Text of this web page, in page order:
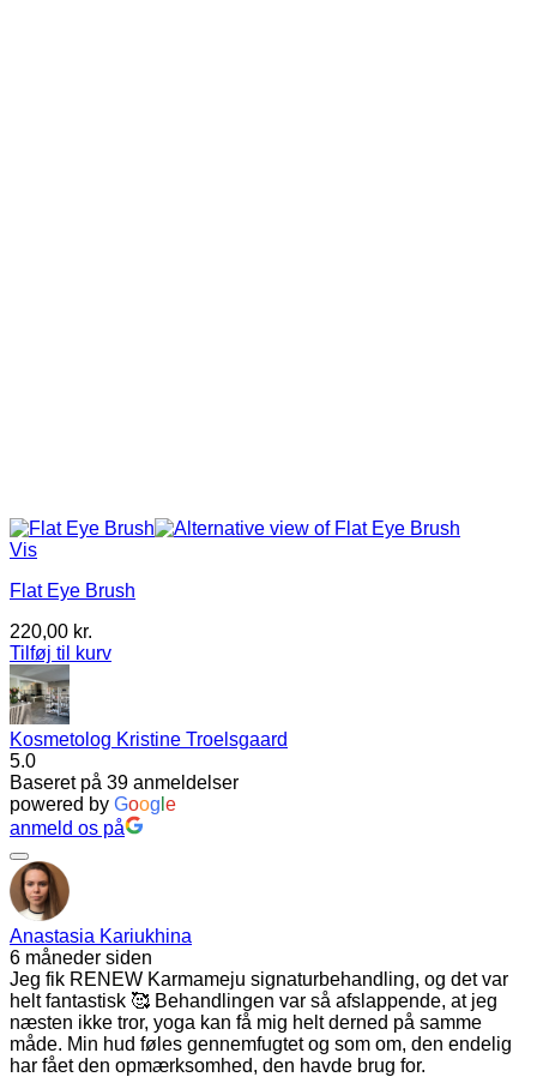
Vis
Flat Eye Brush
220,00 kr.
Tilføj til kurv
Kosmetolog Kristine Troelsgaard
5.0
Baseret på 39 anmeldelser
powered by Goog e
anmeld os på
Anastasia Kariukhina
6 måneder siden
Jeg fik RENEW Karmameju signaturbehandling, og det var
helt fantastisk 🥰 Behandlingen var så afslappende, at jeg
næsten ikke tror, yoga kan få mig helt derned på samme
måde. Min hud føles gennemfugtet og som om, den endelig
har fået den opmærksomhed, den havde brug for.